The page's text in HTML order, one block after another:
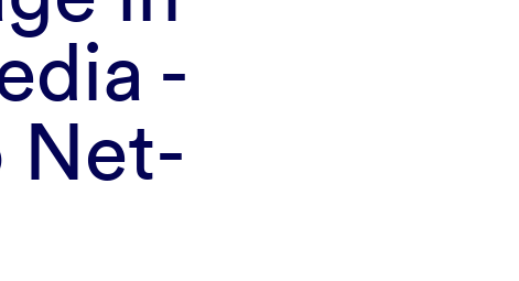
-
Net-